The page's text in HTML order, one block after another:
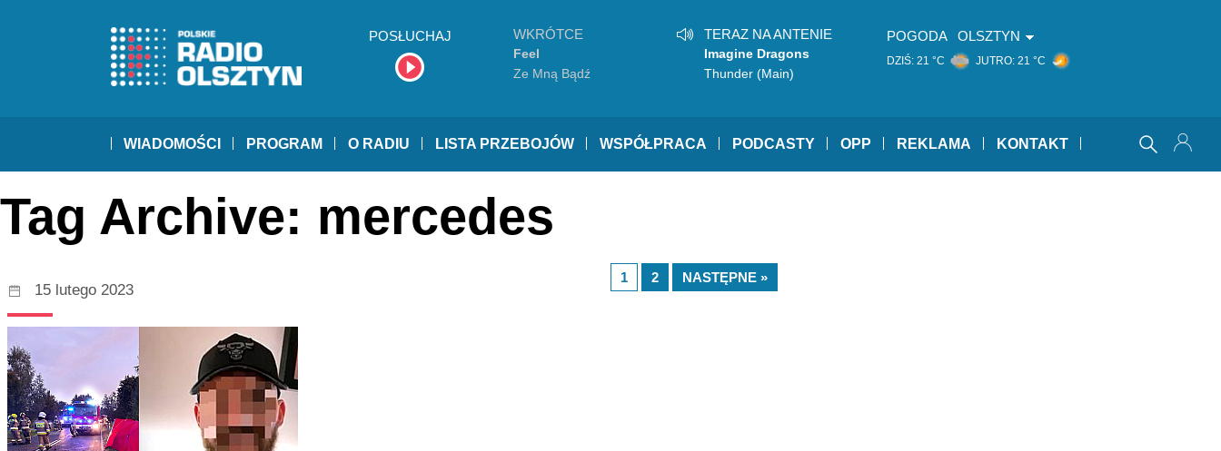
POSŁUCHAJ WKRÓTCE
Feel
Ze Mną Bądź
TERAZ NA ANTENIE
Imagine Dragons
Thunder (Main)
POGODA OLSZTYN
DZIŚ: 21 °C JUTRO: 21 °C
WIADOMOŚCI PROGRAM O RADIU LISTA PRZEBOJÓW WSPÓŁPRACA PODCASTY OPP REKLAMA KONTAKT
Tag Archive: mercedes
15 lutego 2023
1 2 NASTĘPNE »